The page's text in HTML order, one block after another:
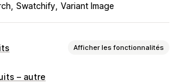
Swatchify Variant Image
Afficher les fonctionnalités
– autre